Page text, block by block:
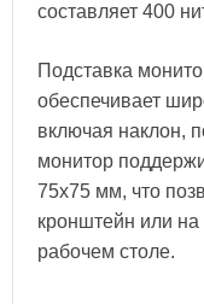
составляет 400
Подставка
обеспечивает
включая наклон,
монитор
75x75 мм, что
кронштейн или на
рабочем столе.